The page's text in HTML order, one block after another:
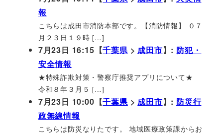
報
こちらは成田市消防本部です。【消防情報】 ０７
月２３日１９時 […]
7月23日 16:15【千葉県>成田市】: 防犯・
安全情報
★特殊詐欺対策・警察庁推奨アプリについて★
令和８年３月５ […]
7月23日 10:00【千葉県>成田市】: 防災行
政無線情報
こちらは防災なりたです。 地域医療政策課からお